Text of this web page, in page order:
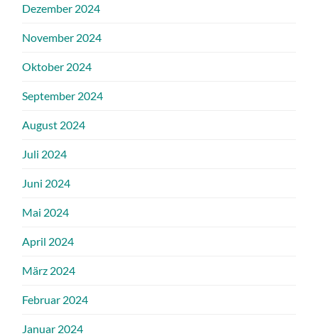
Dezember 2024
November 2024
Oktober 2024
September 2024
August 2024
Juli 2024
Juni 2024
Mai 2024
April 2024
März 2024
Februar 2024
Januar 2024